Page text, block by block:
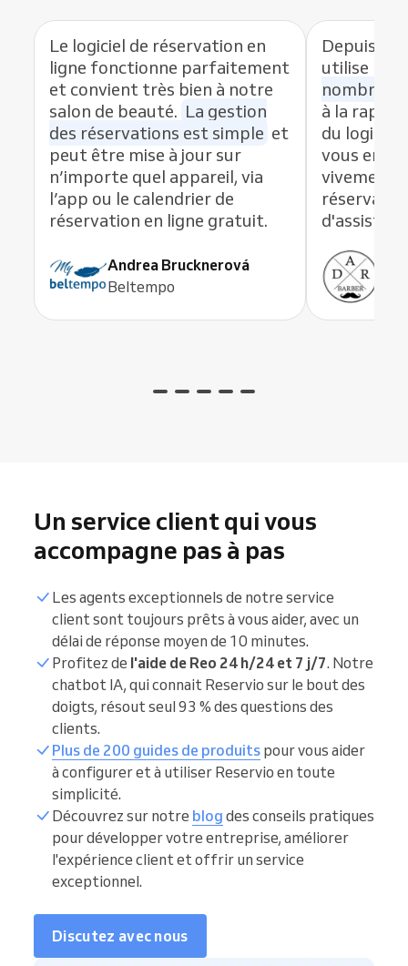
Le logiciel de réservation en
ligne fonctionne parfaitement
et convient très bien à notre
salon de beauté. La gestion
des réservations est simple et
peut être mise à jour sur
n’importe quel appareil, via
l’app ou le calendrier de
réservation en ligne gratuit.
Andrea Brucknerová
Beltempo
Depuis
utilise
nombre
à la
du logiciel
vous en
vivement
Un service client qui vous
accompagne pas à pas
Les agents exceptionnels de notre service
client sont toujours prêts à vous aider, avec un
délai de réponse moyen de 10 minutes.
Profitez de l'aide de Reo 24 h/24 et 7 j/7. Notre
chatbot IA, qui connait Reservio sur le bout des
doigts, résout seul 93 % des questions des
clients.
Plus de 200 guides de produits pour vous aider
à configurer et à utiliser Reservio en toute
simplicité.
Découvrez sur notre blog des conseils pratiques
pour développer votre entreprise, améliorer
l'expérience client et offrir un service
exceptionnel.
Discutez avec nous